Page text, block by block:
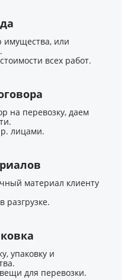
имущества, или
всех работ.
на перевозку, даем
лицами.
материал клиенту
упаковку и
для перевозки.